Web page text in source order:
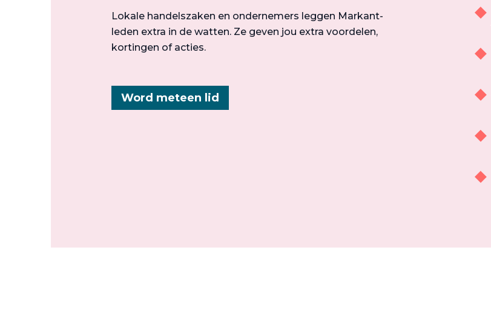
Lokale handelszaken en ondernemers leggen Markant-
leden extra in de watten. Ze geven jou extra voordelen,
kortingen of acties.
Word meteen lid